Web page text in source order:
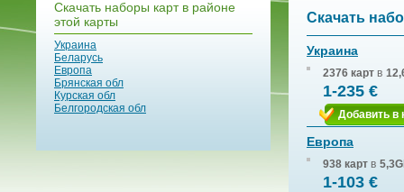
Скачать наборы карт в районе
этой карты
Украина
Беларусь
Европа
Брянская обл
Курская обл
Белгородская обл
Скачать
Украина
2376 карт в
1-235 €
Добавить в
Европа
938 карт в
1-103 €